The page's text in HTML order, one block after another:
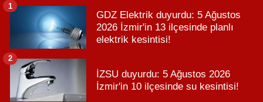
GDZ Elektrik duyurdu: 5 Ağustos
2026 İzmir'in 13 ilçesinde planlı
elektrik kesintisi!
1
İZSU duyurdu: 5 Ağustos 2026
İzmir'in 10 ilçesinde su kesintisi!
2